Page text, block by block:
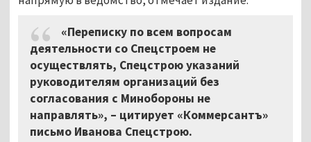
«Переписку по всем вопросам
деятельности со Спецстроем не
осуществлять, Спецстрою указаний
руководителям организаций без
согласования с Минобороны не
направлять», – цитирует «Коммерсантъ»
письмо Иванова Спецстрою.